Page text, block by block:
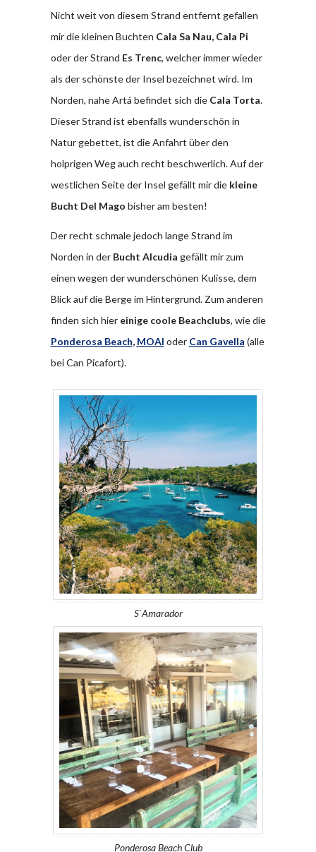
Nicht weit von diesem Strand entfernt gefallen
mir die kleinen Buchten Cala Sa Nau, Cala Pi
oder der Strand Es Trenc, welcher immer wieder
als der schönste der Insel bezeichnet wird. Im
Norden, nahe Artá befindet sich die Cala Torta.
Dieser Strand ist ebenfalls wunderschön in
Natur gebettet, ist die Anfahrt über den
holprigen Weg auch recht beschwerlich. Auf der
westlichen Seite der Insel gefällt mir die kleine
Bucht Del Mago bisher am besten!
Der recht schmale jedoch lange Strand im
Norden in der Bucht Alcudia gefällt mir zum
einen wegen der wunderschönen Kulisse, dem
Blick auf die Berge im Hintergrund. Zum anderen
finden sich hier einige coole Beachclubs, wie die
Ponderosa Beach, MOAI oder Can Gavella (alle
bei Can Picafort).
S`Amarador
Ponderosa Beach Club